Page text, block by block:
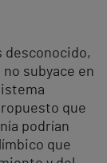
desconocido,
subyace en
que
podrían
que